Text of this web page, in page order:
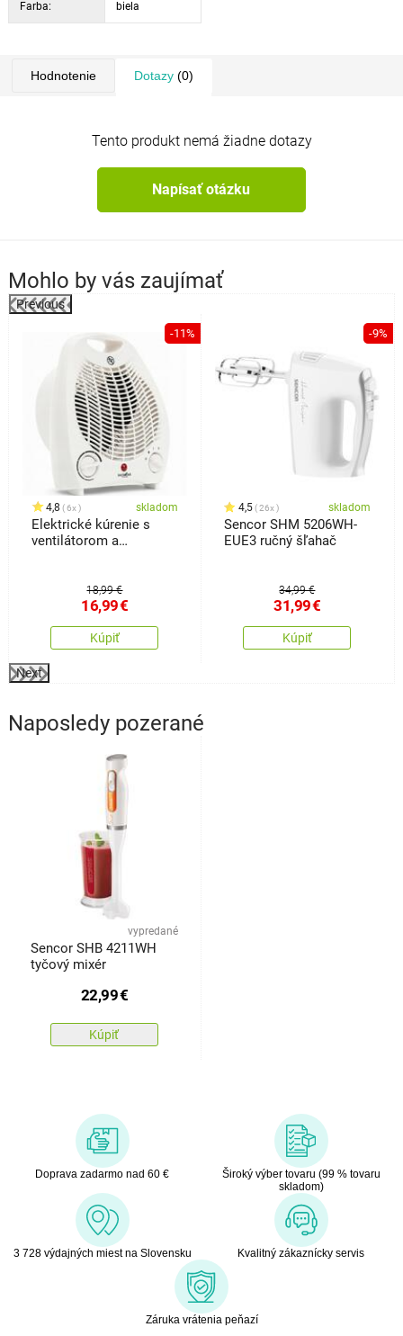
Farba: biela
Hodnotenie Dotazy(0)
Tento produkt nemá žiadne dotazy
Napísať otázku
Mohlo by vás zaujímať
Previous
-11%
4,8 6x skladom
Elektrické kúrenie s
ventilátorom a
18,99 €
16,99€
Kúpiť
-9%
4,5 26x skladom
Sencor SHM 5206WH-
EUE3 ručný šľahač
34,99 €
31,99€
Kúpiť
Next
Naposledy pozerané
vypredané
Sencor SHB 4211WH
tyčový mixér
22,99€
Kúpiť
Doprava zadarmo nad 60 €
Široký výber tovaru (99 % tovaru
skladom)
3 728 výdajných miest na Slovensku Kvalitný zákaznícky servis
Záruka vrátenia peňazí